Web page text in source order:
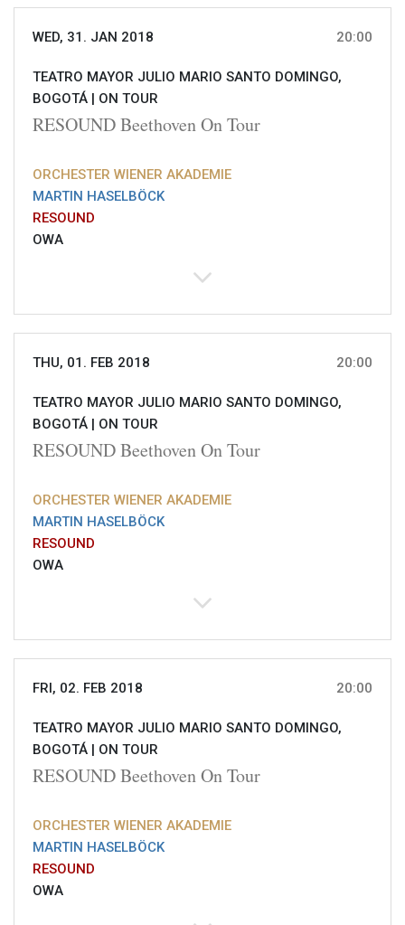
WED, 31. JAN 2018 20:00
TEATRO MAYOR JULIO MARIO SANTO DOMINGO,
BOGOTÁ | ON TOUR
RESOUND Beethoven On Tour
ORCHESTER WIENER AKADEMIE
MARTIN HASELBÖCK
RESOUND
OWA
THU, 01. FEB 2018 20:00
TEATRO MAYOR JULIO MARIO SANTO DOMINGO,
BOGOTÁ | ON TOUR
RESOUND Beethoven On Tour
ORCHESTER WIENER AKADEMIE
MARTIN HASELBÖCK
RESOUND
OWA
FRI, 02. FEB 2018 20:00
TEATRO MAYOR JULIO MARIO SANTO DOMINGO,
BOGOTÁ | ON TOUR
RESOUND Beethoven On Tour
ORCHESTER WIENER AKADEMIE
MARTIN HASELBÖCK
RESOUND
OWA